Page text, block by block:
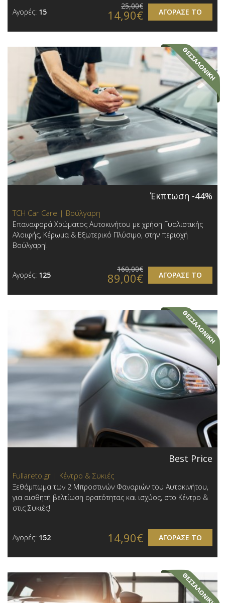
Αγορές: 15 ΑΓΟΡΑΣΕ ΤΟ
25,00€
14,90€
Έκπτωση -44%
TCH Car Care | Βούλγαρη
Επαναφορά Χρώματος Αυτοκινήτου με χρήση Γυαλιστικής
Αλοιφής, Κέρωμα & Εξωτερικό Πλύσιμο, στην περιοχή
Βούλγαρη!
Αγορές: 125 ΑΓΟΡΑΣΕ ΤΟ
160,00€
89,00€
Best Price
Fullareto.gr | Κέντρο & Συκιές
Ξεθάμπωμα των 2 Μπροστινών Φαναριών του Αυτοκινήτου,
για αισθητή βελτίωση ορατότητας και ισχύος, στο Κέντρο &
στις Συκιές!
Αγορές: 152 ΑΓΟΡΑΣΕ ΤΟ
14,90€